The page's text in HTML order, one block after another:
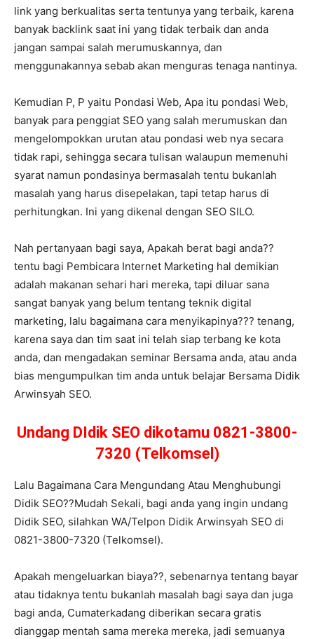
link yang berkualitas serta tentunya yang terbaik, karena
banyak backlink saat ini yang tidak terbaik dan anda
jangan sampai salah merumuskannya, dan
menggunakannya sebab akan menguras tenaga nantinya.
Kemudian P, P yaitu Pondasi Web, Apa itu pondasi Web,
banyak para penggiat SEO yang salah merumuskan dan
mengelompokkan urutan atau pondasi web nya secara
tidak rapi, sehingga secara tulisan walaupun memenuhi
syarat namun pondasinya bermasalah tentu bukanlah
masalah yang harus disepelakan, tapi tetap harus di
perhitungkan. Ini yang dikenal dengan SEO SILO.
Nah pertanyaan bagi saya, Apakah berat bagi anda??
tentu bagi Pembicara Internet Marketing hal demikian
adalah makanan sehari hari mereka, tapi diluar sana
sangat banyak yang belum tentang teknik digital
marketing, lalu bagaimana cara menyikapinya??? tenang,
karena saya dan tim saat ini telah siap terbang ke kota
anda, dan mengadakan seminar Bersama anda, atau anda
bias mengumpulkan tim anda untuk belajar Bersama Didik
Arwinsyah SEO.
Undang DIdik SEO dikotamu 0821-3800-
7320 (Telkomsel)
Lalu Bagaimana Cara Mengundang Atau Menghubungi
Didik SEO??Mudah Sekali, bagi anda yang ingin undang
Didik SEO, silahkan WA/Telpon Didik Arwinsyah SEO di
0821-3800-7320 (Telkomsel).
Apakah mengeluarkan biaya??, sebenarnya tentang bayar
atau tidaknya tentu bukanlah masalah bagi saya dan juga
bagi anda, Cumaterkadang diberikan secara gratis
dianggap mentah sama mereka mereka, jadi semuanya